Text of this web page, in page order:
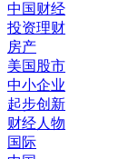
中国财经
投资理财
房产
美国股市
中小企业
起步创新
财经人物
国际